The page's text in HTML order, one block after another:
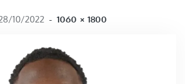
10/2022 - FULL SIZE
1060 × 1800